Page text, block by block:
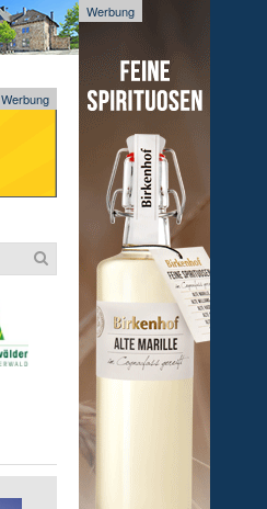
Werbung
Werbung